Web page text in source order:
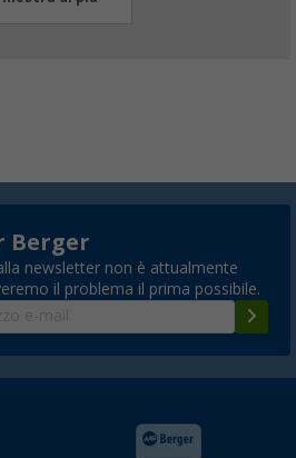
Berger
newsletter non è attualmente
il problema il prima possibile.